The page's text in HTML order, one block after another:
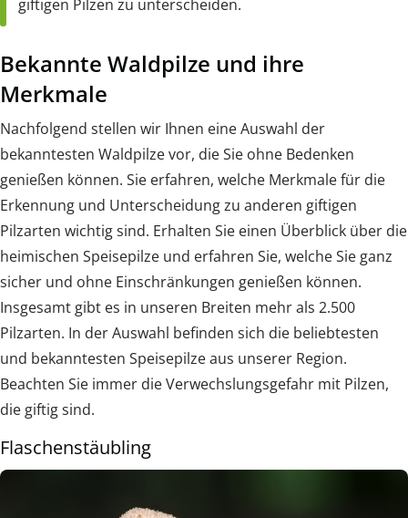
giftigen Pilzen zu unterscheiden.
Bekannte Waldpilze und ihre
Merkmale
Nachfolgend stellen wir Ihnen eine Auswahl der
bekanntesten Waldpilze vor, die Sie ohne Bedenken
genießen können. Sie erfahren, welche Merkmale für die
Erkennung und Unterscheidung zu anderen giftigen
Pilzarten wichtig sind. Erhalten Sie einen Überblick über die
heimischen Speisepilze und erfahren Sie, welche Sie ganz
sicher und ohne Einschränkungen genießen können.
Insgesamt gibt es in unseren Breiten mehr als 2.500
Pilzarten. In der Auswahl befinden sich die beliebtesten
und bekanntesten Speisepilze aus unserer Region.
Beachten Sie immer die Verwechslungsgefahr mit Pilzen,
die giftig sind.
Flaschenstäubling